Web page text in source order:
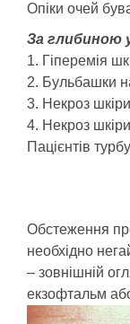
Опіки очей
За глибиною
1. Гіперемія
2. Бульбашки
3. Некроз
4. Некроз
Пацієнтів
Обстеження
необхідно
– зовнішній
екзофтальм